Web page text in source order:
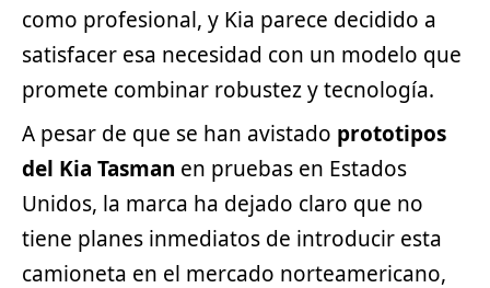
como profesional, y Kia parece decidido a
satisfacer esa necesidad con un modelo que
promete combinar robustez y tecnología.
A pesar de que se han avistado prototipos
del Kia Tasman en pruebas en Estados
Unidos, la marca ha dejado claro que no
tiene planes inmediatos de introducir esta
camioneta en el mercado norteamericano,